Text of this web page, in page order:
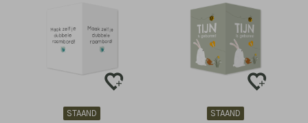
STAAND STAAND